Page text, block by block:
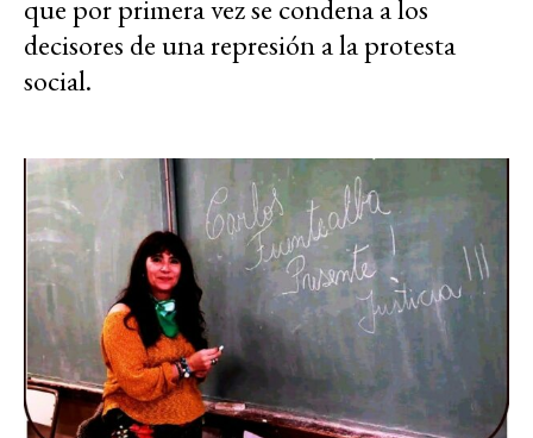
que por primera vez se condena a los
decisores de una represión a la protesta
social.